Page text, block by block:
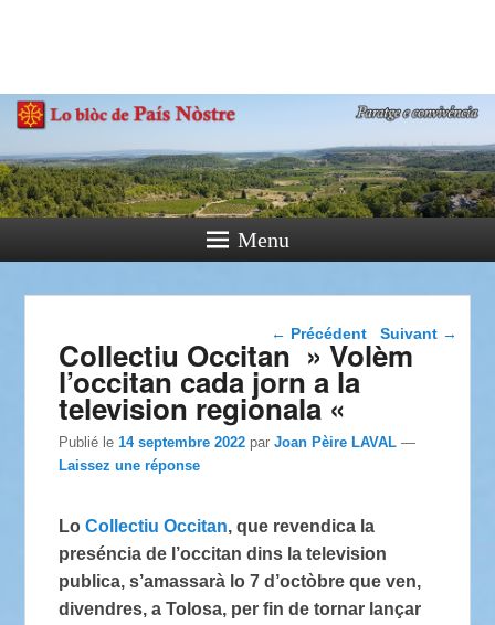
Paratge e Convivència
Menu
Navigation dans les
articles
← Précédent Suivant →
Collectiu Occitan » Volèm
l’occitan cada jorn a la
television regionala «
Publié le14 septembre 2022 parJoan Pèire LAVAL —
Laissez une réponse
LoCollectiu Occitan, que revendica la
preséncia de l’occitan dins la television
publica, s’amassarà lo 7 d’octòbre que ven,
divendres, a Tolosa, per fin de tornar lançar